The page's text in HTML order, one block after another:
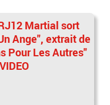
Martial sort
Ange", extrait de
Pour Les Autres"